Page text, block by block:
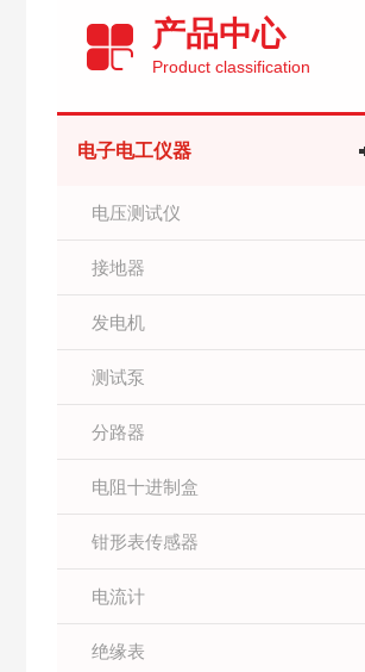
产品中心
Product classification
电子电工仪器
电压测试仪
接地器
发电机
测试泵
分路器
电阻十进制盒
钳形表传感器
电流计
绝缘表